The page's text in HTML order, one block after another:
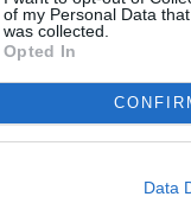
of my Personal Data
was collected.
Opted In
Data